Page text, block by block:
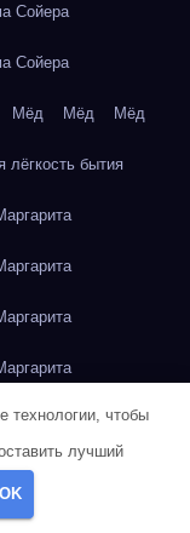
Сойера
Сойера
Мёд Мёд Мёд
бытия
технологии, чтобы
лучший
OK